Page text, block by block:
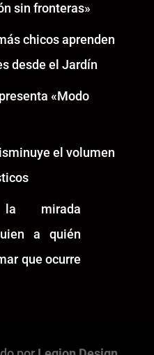
sin fronteras»
chicos aprenden
desde el Jardín
«Modo
el volumen
mirada
a quién
que ocurre